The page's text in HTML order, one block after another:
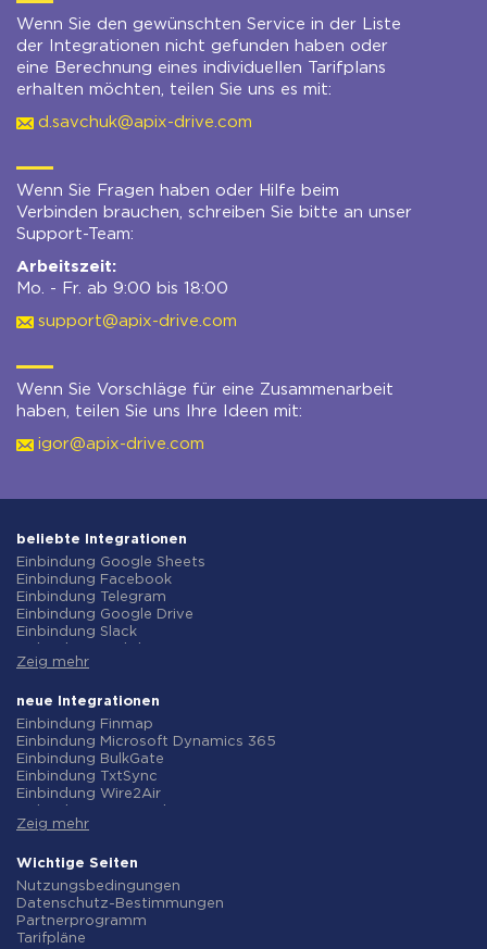
Wenn Sie den gewünschten Service in der Liste
der Integrationen nicht gefunden haben oder
eine Berechnung eines individuellen Tarifplans
erhalten möchten, teilen Sie uns es mit:
d.savchuk@apix-drive.com
Wenn Sie Fragen haben oder Hilfe beim
Verbinden brauchen, schreiben Sie bitte an unser
Support-Team:
Arbeitszeit:
Mo. - Fr. ab 9:00 bis 18:00
support@apix-drive.com
Wenn Sie Vorschläge für eine Zusammenarbeit
haben, teilen Sie uns Ihre Ideen mit:
igor@apix-drive.com
beliebte Integrationen
Einbindung Google Sheets
Einbindung Facebook
Einbindung Telegram
Einbindung Google Drive
Einbindung Slack
Einbindung Gmail
Einbindung ClickUp
Einbindung Airtable
Einbindung Google Contacts
Einbindung OpenAI (ChatGPT)
Einbindung Instagram
Einbindung ActiveCampaign
Einbindung Typeform
Einbindung Salesforce CRM
Einbindung Notion
Einbindung AWeber
Einbindung Asana
Einbindung ZOHO CRM
Einbindung Webhooks
Zeig mehr
neue Integrationen
Einbindung Finmap
Einbindung Microsoft Dynamics 365
Einbindung BulkGate
Einbindung TxtSync
Einbindung Wire2Air
Einbindung Infobip
Einbindung AtomPark
Einbindung TXTImpact
Einbindung Campaign Monitor
Einbindung CM.com
Einbindung D7 Networks
Zeig mehr
Wichtige Seiten
Nutzungsbedingungen
Datenschutz-Bestimmungen
Partnerprogramm
Tarifpläne